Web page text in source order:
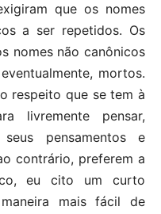
que os nomes
a ser repetidos. Os
nomes não canônicos
mortos.
respeito que se tem à
livremente pensar,
pensamentos e
contrário, preferem a
eu cito um curto
mais fácil de